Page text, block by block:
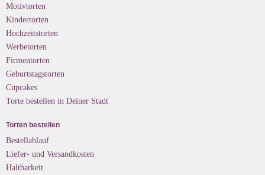
Motivtorten
Kindertorten
Hochzeitstorten
Werbetorten
Firmentorten
Geburtstagstorten
Cupcakes
Torte bestellen in Deiner Stadt
Torten bestellen
Bestellablauf
Liefer- und Versandkosten
Haltbarkeit